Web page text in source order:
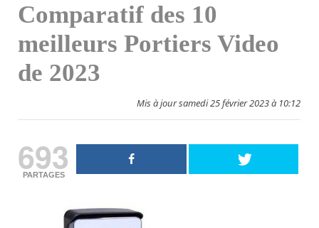
Comparatif des 10
meilleurs Portiers Video
de 2023
Mis à jour samedi 25 février 2023 à 10:12
693
PARTAGES